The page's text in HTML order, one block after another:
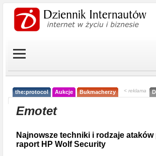
the:protocol Aukcje Bukmacherzy < reklama
Emotet
Najnowsze techniki i rodzaje
raport HP Wolf Security